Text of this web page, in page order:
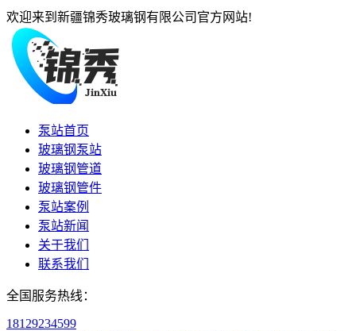
欢迎来到新疆锦秀玻璃钢有限公司官方网站!
泵站首页
玻璃钢泵站
玻璃钢管道
玻璃钢管件
泵站案例
泵站新闻
关于我们
联系我们
全国服务热线：
18129234599